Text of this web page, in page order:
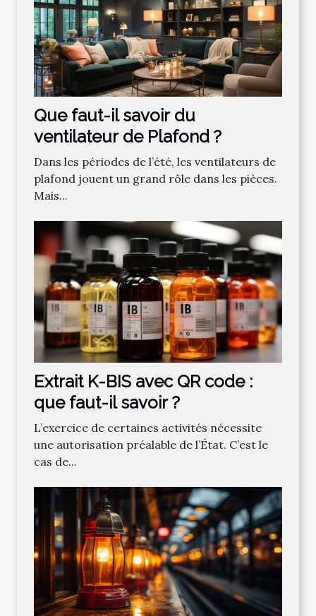
Que faut-il savoir du
ventilateur de Plafond ?
Dans les périodes de l’été, les ventilateurs de
plafond jouent un grand rôle dans les pièces.
Mais...
Extrait K-BIS avec QR code :
que faut-il savoir ?
L’exercice de certaines activités nécessite
une autorisation préalable de l’État. C’est le
cas de...